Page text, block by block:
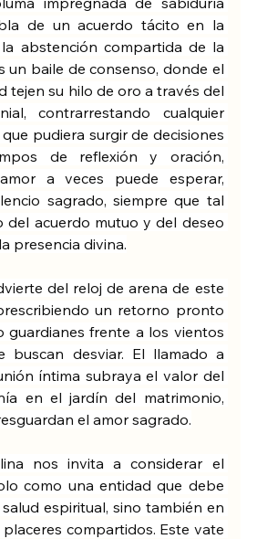
de un acuerdo tácito en la
abstención compartida de la
un baile de consenso, donde el
tejen su hilo de oro a través del
contrarrestando cualquier
pudiera surgir de decisiones
de reflexión y oración,
a veces puede esperar,
sagrado, siempre que tal
del acuerdo mutuo y del deseo
presencia divina.
del reloj de arena de este
un retorno pronto
guardianes frente a los vientos
buscan desviar. El llamado a
íntima subraya el valor del
en el jardín del matrimonio,
el amor sagrado.
nos invita a considerar el
como una entidad que debe
espiritual, sino también en
compartidos. Este vate